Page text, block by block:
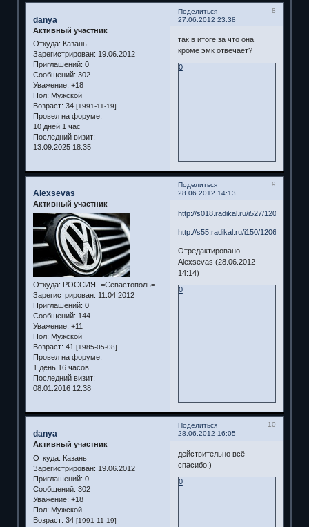
Поделиться
8
27.06.2012 23:38
danya
Активный участник
Откуда: Казань
Зарегистрирован: 19.06.2012
Приглашений: 0
Сообщений: 302
Уважение: +18
Пол: Мужской
Возраст: 34 [1991-11-19]
Провел на форуме:
10 дней 1 час
Последний визит:
13.09.2025 18:35
так в итоге за что она
кроме эмк отвечает?
0
Поделиться
9
28.06.2012 14:13
Alexsevas
Активный участник
Откуда: РОССИЯ -=Севастополь=-
Зарегистрирован: 11.04.2012
Приглашений: 0
Сообщений: 144
Уважение: +11
Пол: Мужской
Возраст: 41 [1985-05-08]
Провел на форуме:
1 день 16 часов
Последний визит:
08.01.2016 12:38
http://s018.radikal.ru/i527/1206/58/
http://s55.radikal.ru/i150/1206/01/
Отредактировано
Alexsevas (28.06.2012
14:14)
0
Поделиться
10
28.06.2012 16:05
danya
Активный участник
Откуда: Казань
Зарегистрирован: 19.06.2012
Приглашений: 0
Сообщений: 302
Уважение: +18
Пол: Мужской
Возраст: 34 [1991-11-19]
действительно всё
спасибо:)
0